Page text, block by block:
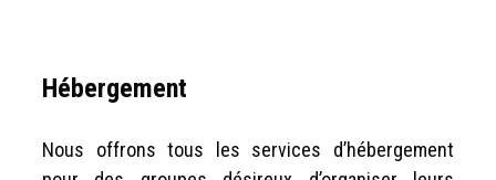
Hébergement
Nous offrons tous les services d’hébergement